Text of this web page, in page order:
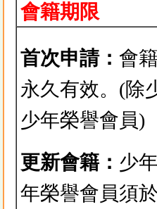
會籍期限
首次申請： 會
永久有效。(除
少年榮譽會員)
更新會籍： 少
年榮譽會員須